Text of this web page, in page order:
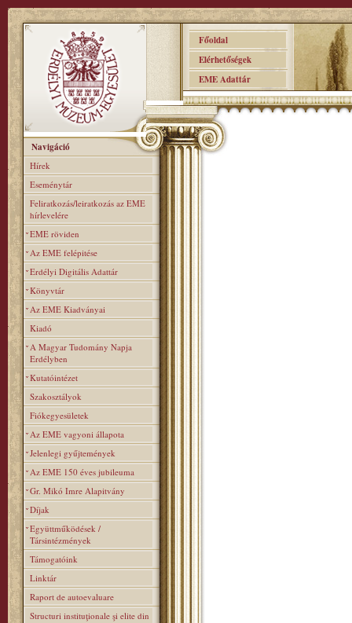
Főoldal
Elérhetőségek
EME Adattár
Navigáció
Hírek
Eseménytár
Feliratkozás/leiratkozás az EME
hírlevelére
EME röviden
Az EME felépitése
Erdélyi Digitális Adattár
Könyvtár
Az EME Kiadványai
Kiadó
A Magyar Tudomány Napja
Erdélyben
Kutatóintézet
Szakosztályok
Fiókegyesületek
Az EME vagyoni állapota
Jelenlegi gyűjtemények
Az EME 150 éves jubileuma
Gr. Mikó Imre Alapitvány
Díjak
Együttműködések /
Társintézmények
Támogatóink
Linktár
Raport de autoevaluare
Structuri instituţionale şi elite din